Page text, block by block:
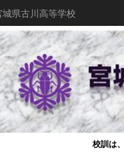
城県古川高等学校
校訓は、